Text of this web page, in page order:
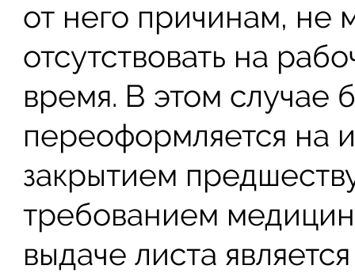
от него причинам, не
отсутствовать на
время. В этом случае
переоформляется на
закрытием
требованием
выдаче листа